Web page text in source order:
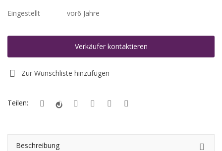
Blog
Registrieren
Standort
Eingestellt vor6 Jahre
Verkäufer kontaktieren
Zur Wunschliste hinzufügen
Teilen:
Beschreibung